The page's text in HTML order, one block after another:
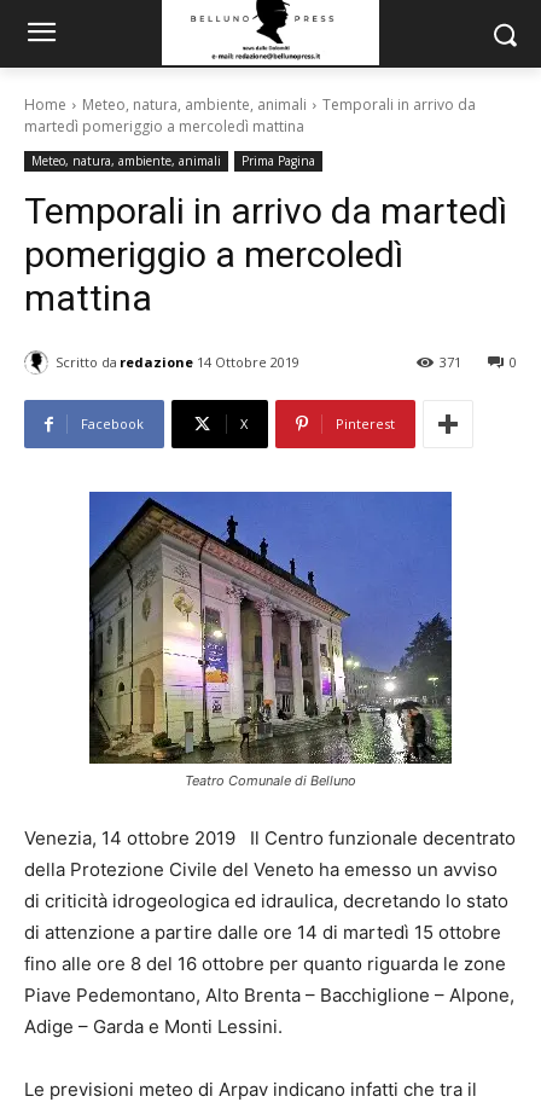
Home Meteo, natura, ambiente, animali
Temporali in arrivo da
martedì pomeriggio a mercoledì mattina
Meteo, natura, ambiente, animali Prima Pagina
Temporali in arrivo da martedì
pomeriggio a mercoledì
mattina
Scritto da redazione 14 Ottobre 2019 0
371
Facebook X Pinterest
Teatro Comunale di Belluno
Venezia, 14 ottobre 2019 Il Centro funzionale decentrato
della Protezione Civile del Veneto ha emesso un avviso
di criticità idrogeologica ed idraulica, decretando lo stato
di attenzione a partire dalle ore 14 di martedì 15 ottobre
fino alle ore 8 del 16 ottobre per quanto riguarda le zone
Piave Pedemontano, Alto Brenta – Bacchiglione – Alpone,
Adige – Garda e Monti Lessini.
Le previsioni meteo di Arpav indicano infatti che tra il